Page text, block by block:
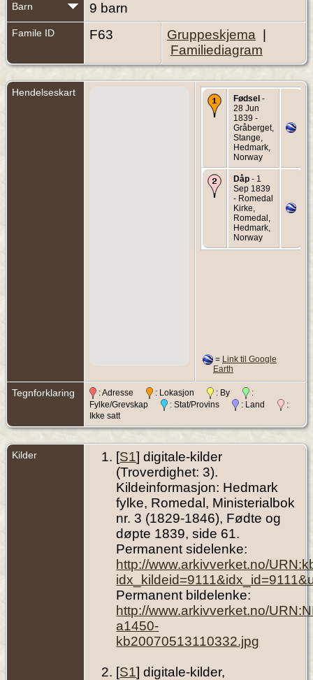
Barn 9 barn
Famile ID F63 Gruppeskjema
Familiediagram
Hendelseskart
Fødsel -
28 Jun
1839 -
Gråberget,
Stange,
Hedmark,
Norway
Dåp - 1
Sep 1839
- Romedal
Kirke,
Romedal,
Hedmark,
Norway
= Link til Google
Earth
Tegnforklaring : Adresse : Lokasjon : By
:
Fylke/Grevskap
: Stat/Provins : Land
:
Ikke satt
Kilder [S1] digitale-kilder
(Troverdighet: 3).
Kildeinformasjon: Hedmark
fylke, Romedal, Ministerialbok
nr. 3 (1829-1846), Fødte og
døpte 1839, side 61.
Permanent sidelenke:
http://www.arkivverket.no/
Permanent bildelenke:
http://www.arkivverket.no/
a1450-
kb20070513110332.jpg
[S1] digitale-kilder,